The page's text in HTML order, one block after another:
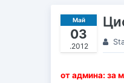
Май
03
.2012
от админа: за